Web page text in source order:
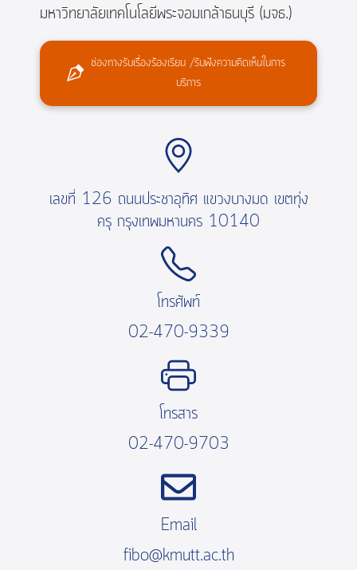
มหาวิทยาลัยเทคโนโลยีพระจอมเกล้าธนบุรี (มจธ.)
ช่องทางรับเรื่องร้องเรียน /รับฟังความคิดเห็นในการ
บริการ
เลขที่ 126 ถนนประชาอุทิศ แขวงบางมด เขตทุ่ง
ครุ กรุงเทพมหานคร 10140
โทรศัพท์
02-470-9339
โทรสาร
02-470-9703
Email
fibo@kmutt.ac.th